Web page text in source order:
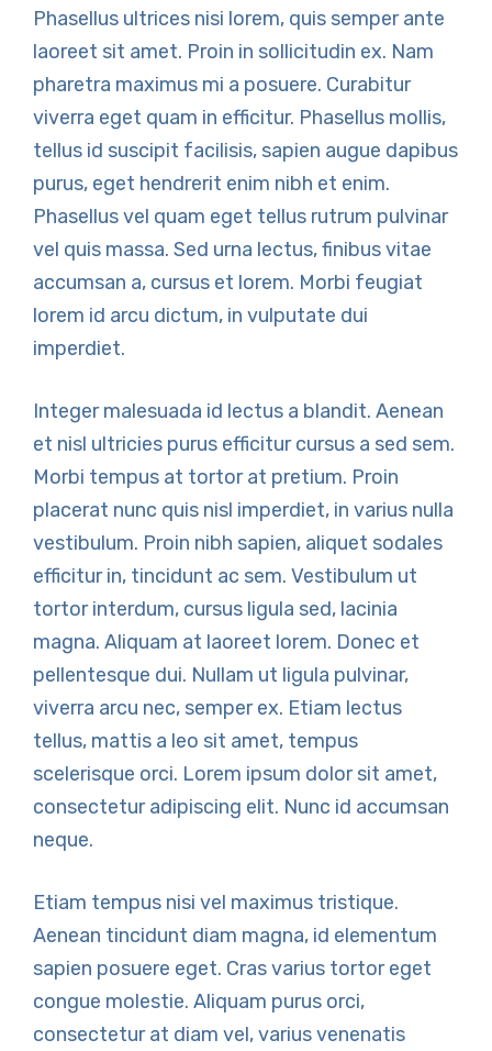
Phasellus ultrices nisi lorem, quis semper ante
laoreet sit amet. Proin in sollicitudin ex. Nam
pharetra maximus mi a posuere. Curabitur
viverra eget quam in efficitur. Phasellus mollis,
tellus id suscipit facilisis, sapien augue dapibus
purus, eget hendrerit enim nibh et enim.
Phasellus vel quam eget tellus rutrum pulvinar
vel quis massa. Sed urna lectus, finibus vitae
accumsan a, cursus et lorem. Morbi feugiat
lorem id arcu dictum, in vulputate dui
imperdiet.
Integer malesuada id lectus a blandit. Aenean
et nisl ultricies purus efficitur cursus a sed sem.
Morbi tempus at tortor at pretium. Proin
placerat nunc quis nisl imperdiet, in varius nulla
vestibulum. Proin nibh sapien, aliquet sodales
efficitur in, tincidunt ac sem. Vestibulum ut
tortor interdum, cursus ligula sed, lacinia
magna. Aliquam at laoreet lorem. Donec et
pellentesque dui. Nullam ut ligula pulvinar,
viverra arcu nec, semper ex. Etiam lectus
tellus, mattis a leo sit amet, tempus
scelerisque orci. Lorem ipsum dolor sit amet,
consectetur adipiscing elit. Nunc id accumsan
neque.
Etiam tempus nisi vel maximus tristique.
Aenean tincidunt diam magna, id elementum
sapien posuere eget. Cras varius tortor eget
congue molestie. Aliquam purus orci,
consectetur at diam vel, varius venenatis